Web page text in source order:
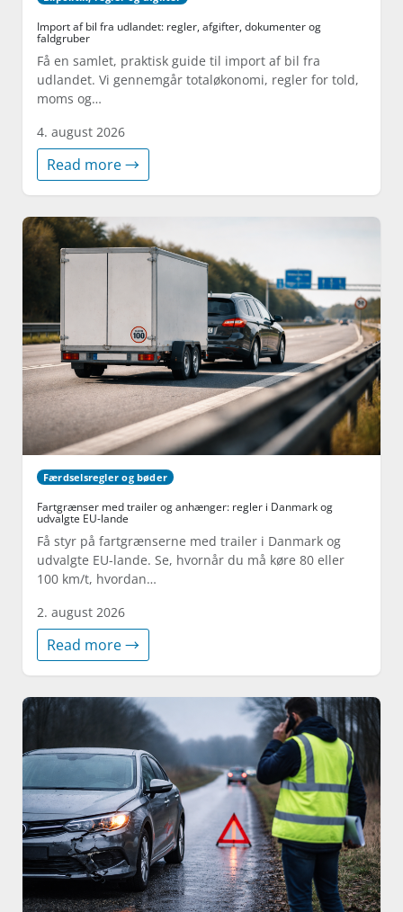
Import af bil fra udlandet: regler, afgifter, dokumenter og
faldgruber
Få en samlet, praktisk guide til import af bil fra
udlandet. Vi gennemgår totaløkonomi, regler for told,
moms og…
4. august 2026
Read more →
Færdselsregler og bøder
Fartgrænser med trailer og anhænger: regler i Danmark og
udvalgte EU-lande
Få styr på fartgrænserne med trailer i Danmark og
udvalgte EU-lande. Se, hvornår du må køre 80 eller
100 km/t, hvordan…
2. august 2026
Read more →